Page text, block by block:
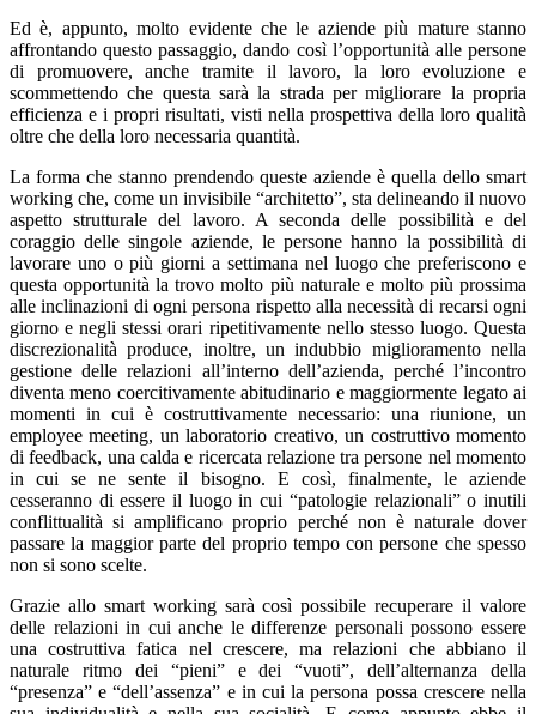
Ed è, appunto, molto evidente che le aziende più mature stanno
affrontando questo passaggio, dando così l’opportunità alle persone
di promuovere, anche tramite il lavoro, la loro evoluzione e
scommettendo che questa sarà la strada per migliorare la propria
efficienza e i propri risultati, visti nella prospettiva della loro qualità
oltre che della loro necessaria quantità.
La forma che stanno prendendo queste aziende è quella dello smart
working che, come un invisibile “architetto”, sta delineando il nuovo
aspetto strutturale del lavoro. A seconda delle possibilità e del
coraggio delle singole aziende, le persone hanno la possibilità di
lavorare uno o più giorni a settimana nel luogo che preferiscono e
questa opportunità la trovo molto più naturale e molto più prossima
alle inclinazioni di ogni persona rispetto alla necessità di recarsi ogni
giorno e negli stessi orari ripetitivamente nello stesso luogo. Questa
discrezionalità produce, inoltre, un indubbio miglioramento nella
gestione delle relazioni all’interno dell’azienda, perché l’incontro
diventa meno coercitivamente abitudinario e maggiormente legato ai
momenti in cui è costruttivamente necessario: una riunione, un
employee meeting, un laboratorio creativo, un costruttivo momento
di feedback, una calda e ricercata relazione tra persone nel momento
in cui se ne sente il bisogno. E così, finalmente, le aziende
cesseranno di essere il luogo in cui “patologie relazionali” o inutili
conflittualità si amplificano proprio perché non è naturale dover
passare la maggior parte del proprio tempo con persone che spesso
non si sono scelte.
Grazie allo smart working sarà così possibile recuperare il valore
delle relazioni in cui anche le differenze personali possono essere
una costruttiva fatica nel crescere, ma relazioni che abbiano il
naturale ritmo dei “pieni” e dei “vuoti”, dell’alternanza della
“presenza” e “dell’assenza” e in cui la persona possa crescere nella